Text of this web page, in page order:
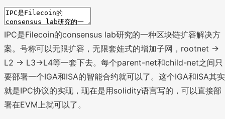
IPC是Filecoin的consensus lab研究的一种区块链扩容解决方
案。号称可以无限扩容，无限套娃式的增加子网，rootnet ->
L2 -> L3->L4等一套下去。每个parent-net和child-net之间只
要部署一个IGA和ISA的智能合约就可以了。这个IGA和ISA其实
就是IPC协议的实现，现在是用solidity语言写的，可以直接部
署在EVM上就可以了。